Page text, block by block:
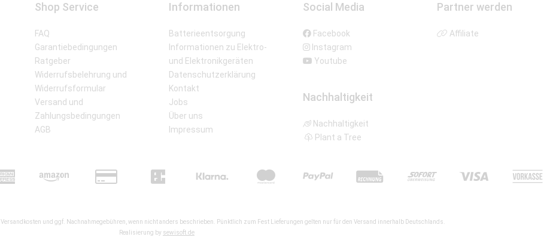
Shop Service
FAQ
Garantiebedingungen
Ratgeber
Widerrufsbelehrung und
Widerrufsformular
Versand und
Zahlungsbedingungen
AGB
Informationen
Batterieentsorgung
Informationen zu Elektro-
und Elektronikgeräten
Datenschutzerklärung
Kontakt
Jobs
Über uns
Impressum
Social Media
Facebook
Instagram
Youtube
Nachhaltigkeit
Nachhaltigkeit
Plant a Tree
Partner werden
Affiliate
Versandkosten und ggf. Nachnahmegebühren, wenn nicht anders beschrieben. Pünktlich zum Fest Lieferungen gelten nur für den Versand innerhalb Deutschlands.
Realisierung by sewisoft.de